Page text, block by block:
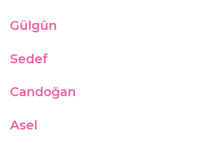
Gülgün
Sedef
Candoğan
Asel